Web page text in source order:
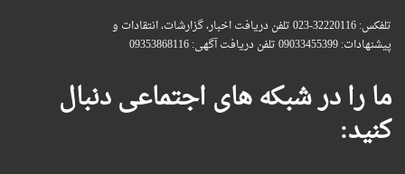
تلفکس: 32220116-023 تلفن دریافت اخبار، گزارشات، انتقادات و
پیشنهادات: 09033455399 تلفن دریافت آگهی: 09353868116
ما را در شبکه های اجتماعی دنبال
کنید: